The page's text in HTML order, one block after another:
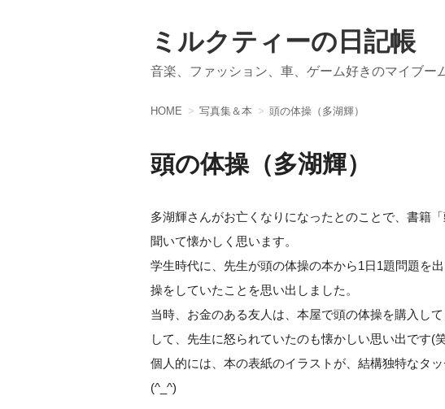
ミルクティーの日記帳
音楽、ファッション、車、ゲーム好きのマイブー
HOME 写真集＆本 頭の体操（多湖輝）
頭の体操（多湖輝）
多湖輝さんがお亡くなりになったとのことで、書籍
聞いて懐かしく思います。
学生時代に、先生が頭の体操の本から1日1題問題を
操をしていたことを思い出しました。
当時、お金のある友人は、本屋で頭の体操を購入し
して、先生に怒られていたのも懐かしい思い出です(
個人的には、本の表紙のイラストが、結構独特なタ
(^_^)